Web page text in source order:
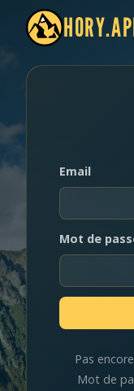
Email
Mot de
Pas
Mot de